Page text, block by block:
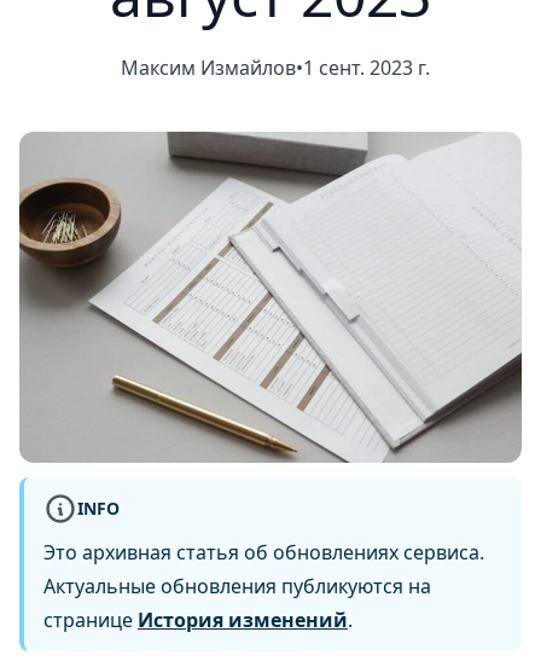
Максим Измайлов•1 сент. 2023 г.
INFO
Это архивная статья об обновлениях сервиса.
Актуальные обновления публикуются на
странице История изменений.